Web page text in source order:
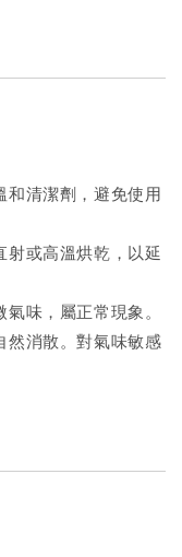
和清潔劑，避免使用
射或高溫烘乾，以延
味，屬正常現象。
然消散。對氣味敏感